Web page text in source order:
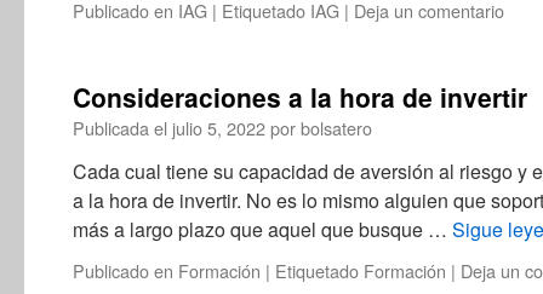
Publicado en IAG | Etiquetado IAG | Deja un comentario
Consideraciones a la hora de invertir
Publicada el julio 5, 2022porbolsatero
Cada cual tiene su capacidad de aversión al riesgo y
a la hora de invertir. No es lo mismo alguien que
más a largo plazo que aquel que busque … Sigue
Publicado en Formación | Etiquetado Formación | Deja un